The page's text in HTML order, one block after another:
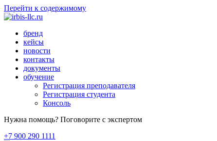
Перейти к содержимому
бренд
кейсы
новости
контакты
документы
обучение
Регистрация преподавателя
Регистрация студента
Консоль
Нужна помощь? Поговорите с экспертом
+7 900 290 1111